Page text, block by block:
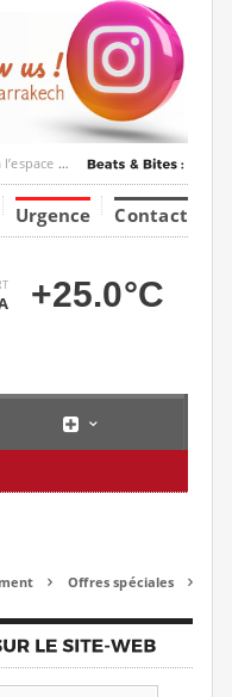
Urgence Contact
+25.0°C
 Offres spéciales 